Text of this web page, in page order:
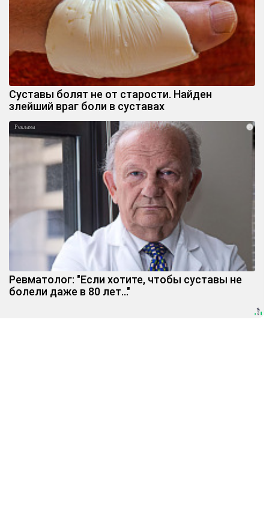
Суставы болят не от старости. Найден
злейший враг боли в суставах
i
Ревматолог: "Если хотите, чтобы суставы не
болели даже в 80 лет..."